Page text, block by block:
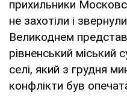
прихильники
не захотіли і
Великоднем
рівненський міський
селі, який з грудня
конфлікти був